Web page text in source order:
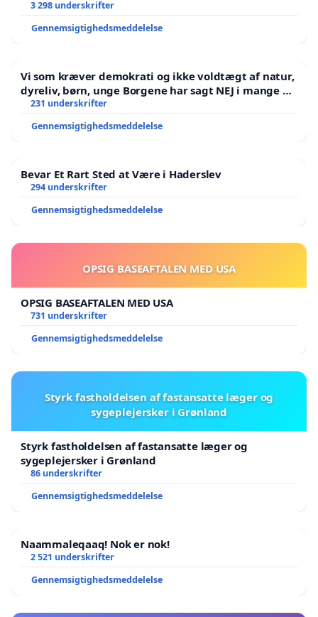
3 298 underskrifter
Gennemsigtighedsmeddelelse
Vi som kræver demokrati og ikke voldtægt af natur,
dyreliv, børn, unge Borgene har sagt NEJ i mange år.
Der er
231 underskrifter
Gennemsigtighedsmeddelelse
Bevar Et Rart Sted at Være i Haderslev
294 underskrifter
Gennemsigtighedsmeddelelse
OPSIG BASEAFTALEN MED USA
OPSIG BASEAFTALEN MED USA
731 underskrifter
Gennemsigtighedsmeddelelse
Styrk fastholdelsen af fastansatte læger og
sygeplejersker i Grønland
Styrk fastholdelsen af fastansatte læger og
sygeplejersker i Grønland
86 underskrifter
Gennemsigtighedsmeddelelse
Naammaleqaaq! Nok er nok!
2 521 underskrifter
Gennemsigtighedsmeddelelse